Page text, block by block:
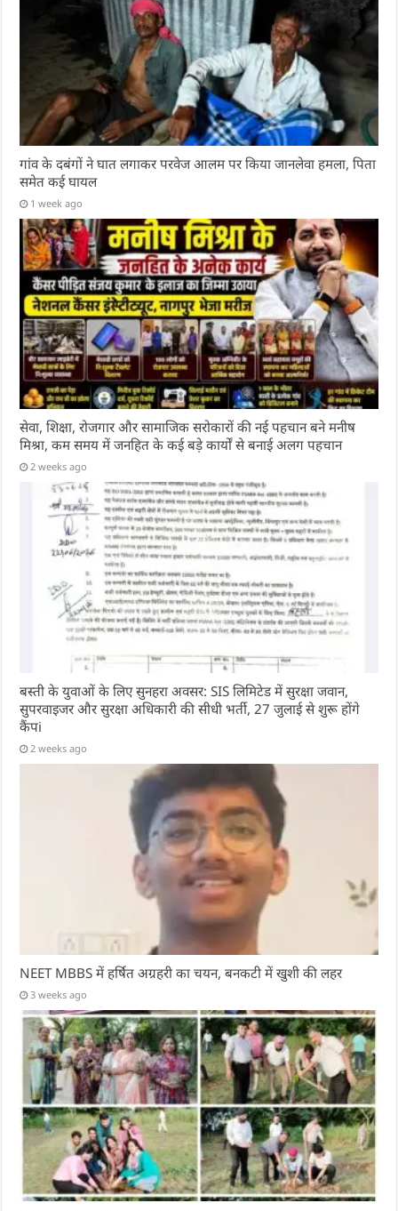
गांव के दबंगों ने घात लगाकर परवेज आलम पर किया जानलेवा हमला, पिता
समेत कई घायल
1 week ago
सेवा, शिक्षा, रोजगार और सामाजिक सरोकारों की नई पहचान बने मनीष
मिश्रा, कम समय में जनहित के कई बड़े कार्यों से बनाई अलग पहचान
2 weeks ago
बस्ती के युवाओं के लिए सुनहरा अवसर: SIS लिमिटेड में सुरक्षा जवान,
सुपरवाइजर और सुरक्षा अधिकारी की सीधी भर्ती, 27 जुलाई से शुरू होंगे
कैंपi
2 weeks ago
NEET MBBS में हर्षित अग्रहरी का चयन, बनकटी में खुशी की लहर
3 weeks ago